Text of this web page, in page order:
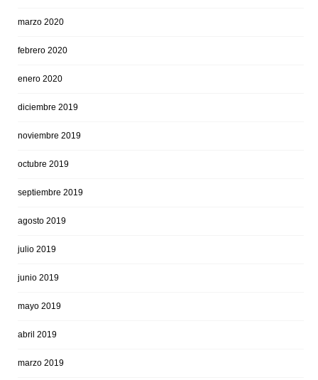
marzo 2020
febrero 2020
enero 2020
diciembre 2019
noviembre 2019
octubre 2019
septiembre 2019
agosto 2019
julio 2019
junio 2019
mayo 2019
abril 2019
marzo 2019